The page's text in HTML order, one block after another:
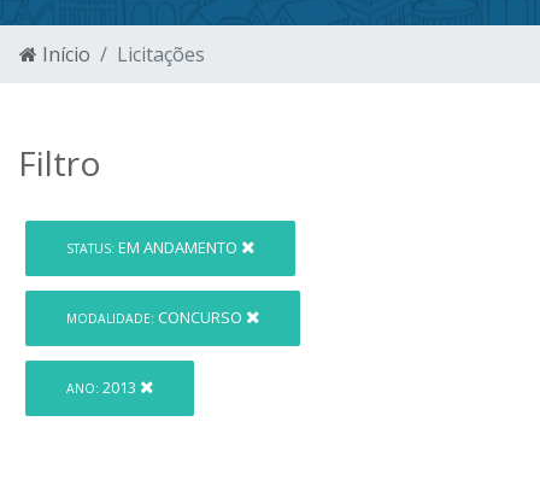
Início Licitações
Filtro
STATUS: EM ANDAMENTO
MODALIDADE: CONCURSO
ANO: 2013